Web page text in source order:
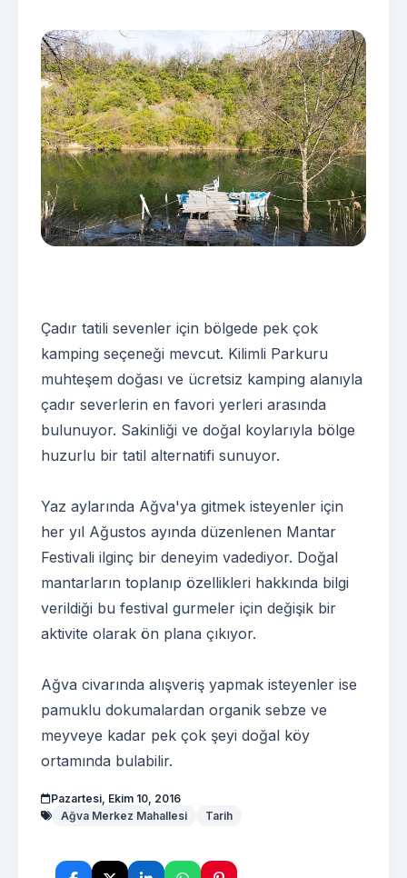
Çadır tatili sevenler için bölgede pek çok
kamping seçeneği mevcut. Kilimli Parkuru
muhteşem doğası ve ücretsiz kamping alanıyla
çadır severlerin en favori yerleri arasında
bulunuyor. Sakinliği ve doğal koylarıyla bölge
huzurlu bir tatil alternatifi sunuyor.
Yaz aylarında Ağva'ya gitmek isteyenler için
her yıl Ağustos ayında düzenlenen Mantar
Festivali ilginç bir deneyim vadediyor. Doğal
mantarların toplanıp özellikleri hakkında bilgi
verildiği bu festival gurmeler için değişik bir
aktivite olarak ön plana çıkıyor.
Ağva civarında alışveriş yapmak isteyenler ise
pamuklu dokumalardan organik sebze ve
meyveye kadar pek çok şeyi doğal köy
ortamında bulabilir.
Pazartesi, Ekim 10, 2016
Ağva Merkez Mahallesi
Tarih